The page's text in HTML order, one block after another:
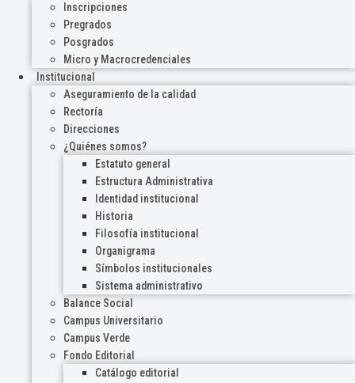
Inscripciones
Pregrados
Posgrados
Micro y Macrocredenciales
Institucional
Aseguramiento de la calidad
Rectoría
Direcciones
¿Quiénes somos?
Estatuto general
Estructura Administrativa
Identidad institucional
Historia
Filosofía institucional
Organigrama
Símbolos institucionales
Sistema administrativo
Balance Social
Campus Universitario
Campus Verde
Fondo Editorial
Catálogo editorial